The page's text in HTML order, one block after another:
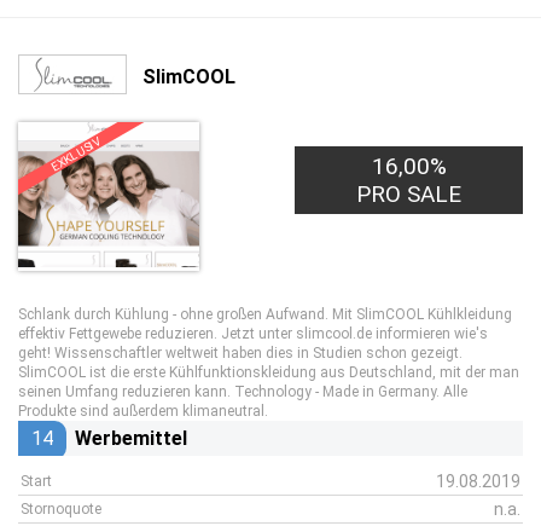
SlimCOOL
EXKLUSIV
16,00%
PRO SALE
Schlank durch Kühlung - ohne großen Aufwand. Mit SlimCOOL Kühlkleidung
effektiv Fettgewebe reduzieren. Jetzt unter slimcool.de informieren wie's
geht! Wissenschaftler weltweit haben dies in Studien schon gezeigt.
SlimCOOL ist die erste Kühlfunktionskleidung aus Deutschland, mit der man
seinen Umfang reduzieren kann. Technology - Made in Germany. Alle
Produkte sind außerdem klimaneutral.
14 Werbemittel
Start 19.08.2019
Stornoquote n.a.